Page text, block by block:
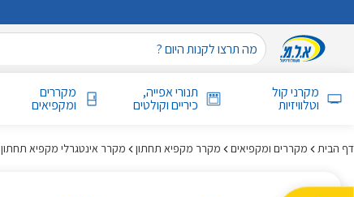
מקרני קול
וטלוויזיות
תנורי אפייה,
כיריים וקולטים
מקררים
ומקפיאים
דף הבית מקררים ומקפיאים מקרר מקפיא תחתון מקרר אינטגרלי מקפיא תחתון 283 ליטר דגם ICNd 5123 ליבהר Liebherr